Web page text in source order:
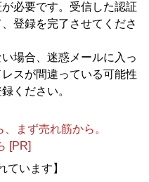
必要です。受信した認証
登録を完了させてくださ
場合、迷惑メールに入っ
スが間違っている可能性
ください。
まず売れ筋から。
[PR]
ています】